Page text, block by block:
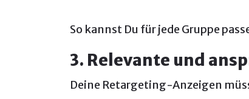
So kannst Du für jede Gruppe
3. Relevante und
Deine Retargeting-Anzeigen